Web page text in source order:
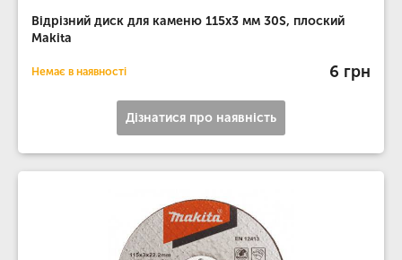
Відрізний диск для каменю 115х3 мм 30S, плоский
Makita
Немає в наявності 6 грн
Дізнатися про наявність